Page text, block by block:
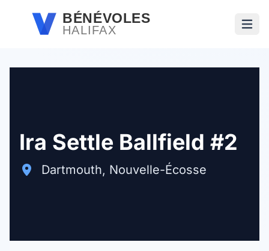
Passer au contenu principal
BÉNÉVOLES
HALIFAX
Ira Settle Ballfield #2
Dartmouth, Nouvelle-Écosse